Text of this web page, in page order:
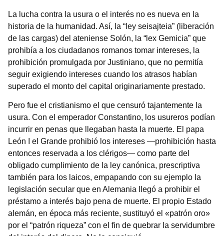
La lucha contra la usura o el interés no es nueva en la
historia de la humanidad. Así, la “ley seisajteia” (liberación
de las cargas) del ateniense Solón, la “lex Gemicia” que
prohibía a los ciudadanos romanos tomar intereses, la
prohibición promulgada por Justiniano, que no permitía
seguir exigiendo intereses cuando los atrasos habían
superado el monto del capital originariamente prestado.
Pero fue el cristianismo el que censuró tajantemente la
usura. Con el emperador Constantino, los usureros podían
incurrir en penas que llegaban hasta la muerte. El papa
León I el Grande prohibió los intereses —prohibición hasta
entonces reservada a los clérigos— como parte del
obligado cumplimiento de la ley canónica, prescriptiva
también para los laicos, empapando con su ejemplo la
legislación secular que en Alemania llegó a prohibir el
préstamo a interés bajo pena de muerte. El propio Estado
alemán, en época más reciente, sustituyó el «patrón oro»
por el “patrón riqueza” con el fin de quebrar la servidumbre